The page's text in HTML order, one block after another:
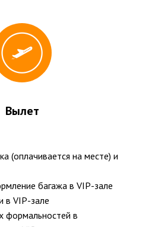
Вылет
(оплачивается на месте) и
багажа в VIP-зале
в VIP-зале
формальностей в